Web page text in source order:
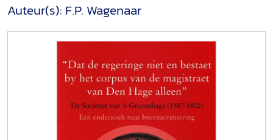
Auteur(s): F.P. Wagenaar